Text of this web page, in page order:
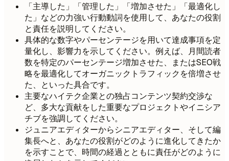
「主導した」「管理した」「増加させた」「最適化し
た」などの力強い行動動詞を使用して、あなたの役割
と責任を説明してください。
具体的な数字やパーセンテージを用いて達成事項を定
量化し、影響力を示してください。例えば、月間読者
数を特定のパーセンテージ増加させた、またはSEO戦
略を最適化してオーガニックトラフィックを倍増させ
た、といった具合です。
主要なハイテク企業との独占コンテンツ契約交渉な
ど、多大な貢献をした重要なプロジェクトやイニシア
チブを強調してください。
ジュニアエディターからシニアエディター、そして編
集長へと、あなたの役割がどのように進化してきたか
を示すことで、時間の経過とともに責任がどのように